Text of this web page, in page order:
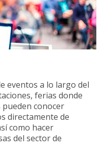
eventos a lo largo del
ferias donde
conocer
directamente de
como hacer
del sector de